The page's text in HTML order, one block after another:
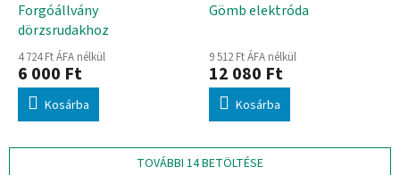
Forgóállvány
dörzsrudakhoz
4 724 Ft ÁFA nélkül
6 000 Ft
Kosárba
Gömb elektróda
9 512 Ft ÁFA nélkül
12 080 Ft
Kosárba
TOVÁBBI 14 BETÖLTÉSE